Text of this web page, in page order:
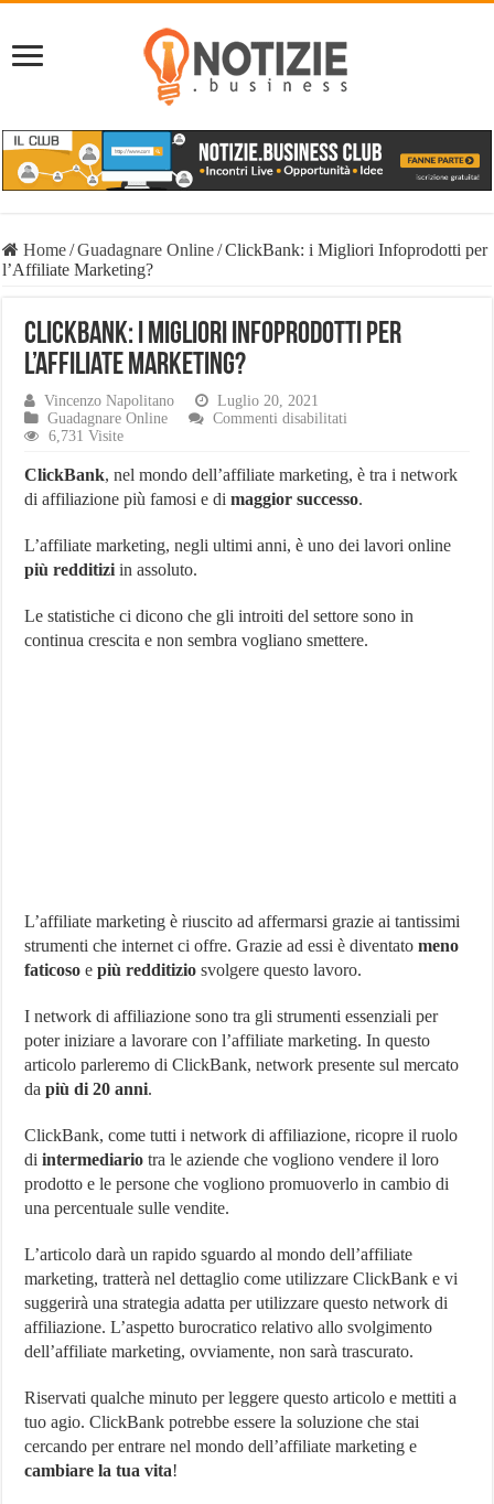
Home/Guadagnare Online/ClickBank: i Migliori Infoprodotti per
l’Affiliate Marketing?
ClickBank: i Migliori Infoprodotti per
l’Affiliate Marketing?
Vincenzo Napolitano
Luglio 20, 2021
Guadagnare Online
Commenti disabilitati
Migliori
Infoprodotti
per
Marketing?
6,731 Visite
ClickBank, nel mondo dell’affiliate marketing, è tra i network
di affiliazione più famosi e dimaggior successo.
L’affiliate marketing, negli ultimi anni, è uno dei lavori online
più redditizi in assoluto.
Le statistiche ci dicono che gli introiti del settore sono in
continua crescita e non sembra vogliano smettere.
L’affiliate marketing è riuscito ad affermarsi grazie ai tantissimi
strumenti che internet ci offre. Grazie ad essi è diventatomeno
faticoso epiù redditizio svolgere questo lavoro.
I network di affiliazione sono tra gli strumenti essenziali per
poter iniziare a lavorare con l’affiliate marketing. In questo
articolo parleremo di ClickBank, network presente sul mercato
dapiù di 20 anni.
ClickBank, come tutti i network di affiliazione, ricopre il ruolo
diintermediario tra le aziende che vogliono vendere il loro
prodotto e le persone che vogliono promuoverlo in cambio di
una percentuale sulle vendite.
L’articolo darà un rapido sguardo al mondo dell’affiliate
marketing, tratterà nel dettaglio come utilizzare ClickBank e vi
suggerirà una strategia adatta per utilizzare questo network di
affiliazione. L’aspetto burocratico relativo allo svolgimento
dell’affiliate marketing, ovviamente, non sarà trascurato.
Riservati qualche minuto per leggere questo articolo e mettiti a
tuo agio. ClickBank potrebbe essere la soluzione che stai
cercando per entrare nel mondo dell’affiliate marketing e
cambiare la tua vita!